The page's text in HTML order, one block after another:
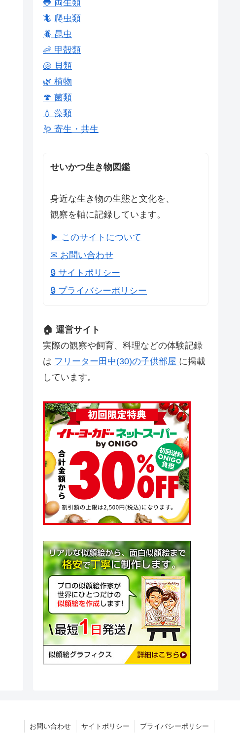
🐸 両生類
🦎 爬虫類
🪲 昆虫
🦐 甲殻類
🐚 貝類
🌿 植物
🍄 菌類
💧 藻類
🪱 寄生・共生
せいかつ生き物図鑑
身近な生き物の生態と文化を、
観察を軸に記録しています。
▶ このサイトについて
✉ お問い合わせ
🔒 サイトポリシー
🔒 プライバシーポリシー
🏠 運営サイト
実際の観察や飼育、料理などの体験記録
は フリーター田中(30)の子供部屋 に掲載
しています。
お問い合わせ サイトポリシー プライバシーポリシー